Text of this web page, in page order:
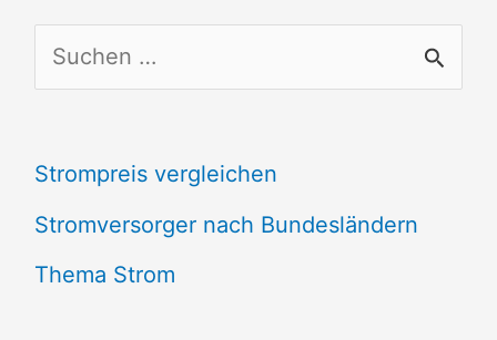
u
h
e
n
Strompreis vergleichen
Stromversorger nach Bundesländern
Thema Strom